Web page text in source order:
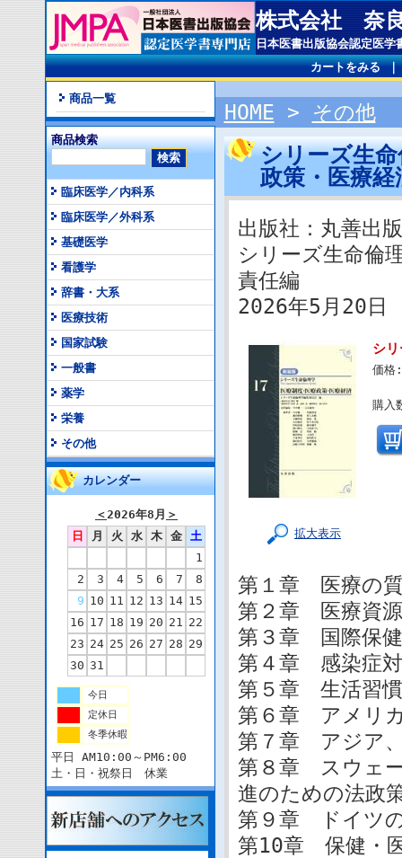
株式会社 奈
日本医書出版協会認定医
カートをみる
商品一覧
商品検索
臨床医学／内科系
臨床医学／外科系
基礎医学
看護学
辞書・大系
医療技術
国家試験
一般書
薬学
栄養
その他
カレンダー
＜2026年8月 ＞
日
月 火 水 木 金
土
1
2
3 4 5 6 7
8
9 10 11 12 13 14 15
16 17 18 19 20 21 22
23 24 25 26 27 28 29
30 31
今日
定休日
冬季休暇
平日 AM10:00～PM6:00
土・日・祝祭日 休業
HOME > その他
シリーズ生
政策・医療
出版社：丸善出版
シリーズ生命倫
責任編
2026年5月20日
拡大表示
シ
価格:
購入
第１章 医療の
第２章 医療資
第３章 国際保健
第４章 感染症
第５章 生活習
第６章 アメリ
第７章 アジア
第８章 スウェ
進のための法政
第９章 ドイツ
第10章 保健・